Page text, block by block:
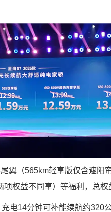
翼（565km轻享版仅含遮阳
权益不同享）等福利，总权
电14分钟可补能续航约320